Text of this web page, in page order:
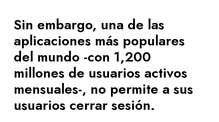
Sin embargo, una de las
aplicaciones más populares
del mundo -con 1,200
millones de usuarios activos
mensuales-, no permite a sus
usuarios cerrar sesión.